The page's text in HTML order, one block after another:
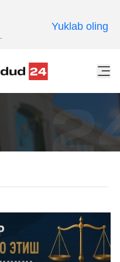
Yuklab oling